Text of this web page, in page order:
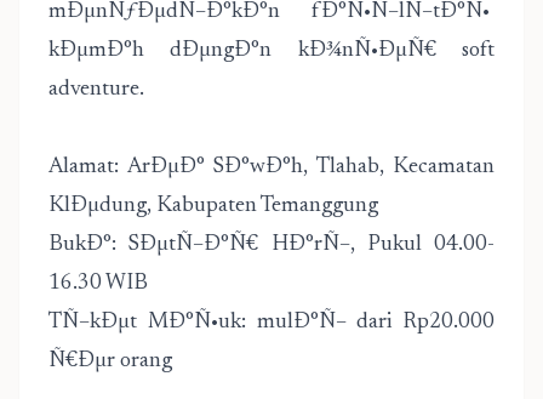
mÐµnÑƒÐµdÑ–Ð°kÐ°n fÐ°Ñ•Ñ–lÑ–tÐ°Ñ•
kÐµmÐ°h dÐµngÐ°n kÐ¾nÑ•ÐµÑ€ soft
adventure.
Alamat: ArÐµÐ° SÐ°wÐ°h, Tlahab, Kecamatan
KlÐµdung, Kabupaten Temanggung
BukÐ°: SÐµtÑ–Ð°Ñ€ HÐ°rÑ–, Pukul 04.00-
16.30 WIB
TÑ–kÐµt MÐ°Ñ•uk: mulÐ°Ñ– dari Rp20.000
Ñ€Ðµr orang